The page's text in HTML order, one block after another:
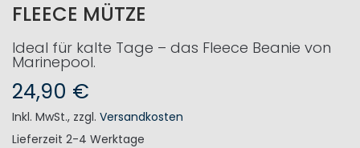
FLEECE MÜTZE
Ideal für kalte Tage – das Fleece Beanie von
Marinepool.
24,90 €
Inkl. MwSt., zzgl. Versandkosten
Lieferzeit 2-4 Werktage